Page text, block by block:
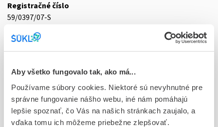
Aby všetko fungovalo tak, ako má...
Používame súbory cookies. Niektoré sú nevyhnutné pre
správne fungovanie nášho webu, iné nám pomáhajú
lepšie spoznať, čo Vás na našich stránkach zaujalo, a
vďaka tomu ich môžeme priebežne zlepšovať.
Registračné číslo
59/0397/07-S
Doplnok
sol inj 1x2 ml/300 µg (striek.inj.skl.napl.+ihla)
Stav
D - Registrácia bez obmedzenia platnosti
Typ registračnej procedúry
Vzájomné uznávanie (mutual recognition proc.)